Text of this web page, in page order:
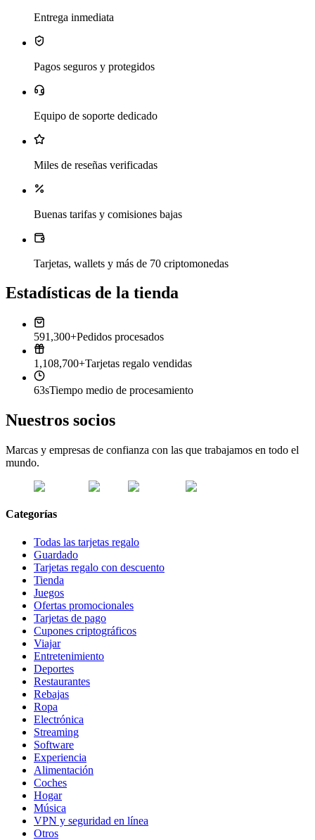
Entrega inmediata
Pagos seguros y protegidos
Equipo de soporte dedicado
Miles de reseñas verificadas
Buenas tarifas y comisiones bajas
Tarjetas, wallets y más de 70 criptomonedas
Estadísticas de la tienda
591,300+Pedidos procesados
1,108,700+Tarjetas regalo vendidas
63sTiempo medio de procesamiento
Nuestros socios
Marcas y empresas de confianza con las que trabajamos en todo el
mundo.
Categorías
Todas las tarjetas regalo
Guardado
Tarjetas regalo con descuento
Tienda
Juegos
Ofertas promocionales
Tarjetas de pago
Cupones criptográficos
Viajar
Entretenimiento
Deportes
Restaurantes
Rebajas
Ropa
Electrónica
Streaming
Software
Experiencia
Alimentación
Coches
Hogar
Música
VPN y seguridad en línea
Otros